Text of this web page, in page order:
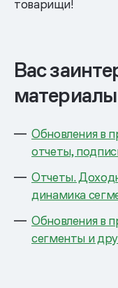
товарищи!
Вас
материалы
Обновления в
отчеты,
Отчеты.
динамика
Обновления в
сегменты и